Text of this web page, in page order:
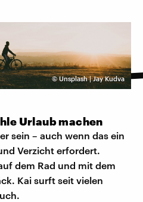
©Unsplash | Jay Kudva
Urlaub machen
sein – auch wenn das ein
Verzicht erfordert.
dem Rad und mit dem
Kai surft seit vielen